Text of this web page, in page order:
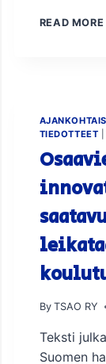
READ MORE
TIEDOTTEET
By TSAO RY
Teksti
Suomen